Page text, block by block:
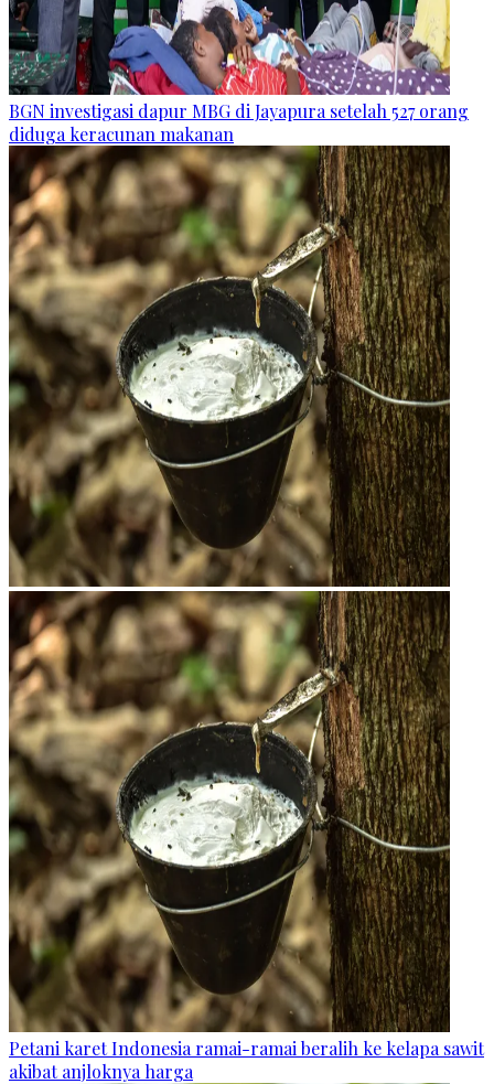
BGN investigasi dapur MBG di Jayapura setelah 527 orang
diduga keracunan makanan
Petani karet Indonesia ramai-ramai beralih ke kelapa sawit
akibat anjloknya harga